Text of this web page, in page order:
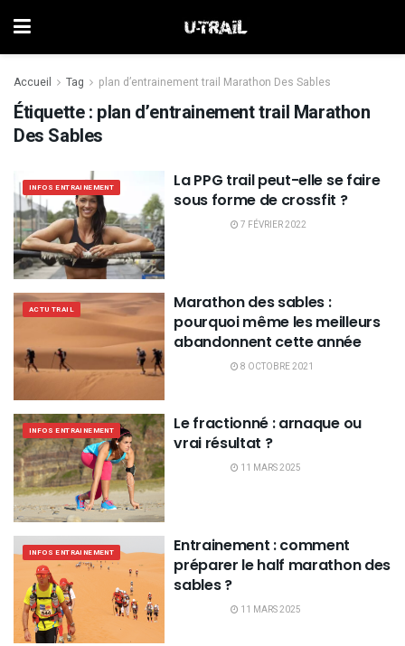
Accueil Tag plan d’entrainement trail Marathon Des Sables
Étiquette : plan d’entrainement trail Marathon
Des Sables
INFOS ENTRAINEMENT
La PPG trail peut-elle se faire
sous forme de crossfit ?
7 FÉVRIER 2022
ACTU TRAIL
Marathon des sables :
pourquoi même les meilleurs
abandonnent cette année
8 OCTOBRE 2021
INFOS ENTRAINEMENT
Le fractionné : arnaque ou
vrai résultat ?
11 MARS 2025
INFOS ENTRAINEMENT
Entrainement : comment
préparer le half marathon des
sables ?
11 MARS 2025